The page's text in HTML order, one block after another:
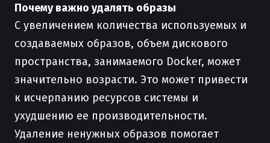
Почему важно удалять образы
С увеличением количества используемых и
создаваемых образов, объем дискового
пространства, занимаемого Docker, может
значительно возрасти. Это может привести
к исчерпанию ресурсов системы и
ухудшению ее производительности.
Удаление ненужных образов помогает